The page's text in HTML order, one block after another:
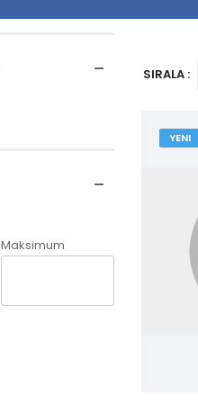
Maksimum
SIRALA :
YENI